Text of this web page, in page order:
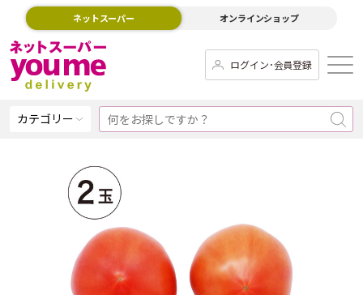
ネットスーパー オンラインショップ
ログイン･会員登録
カテゴリー